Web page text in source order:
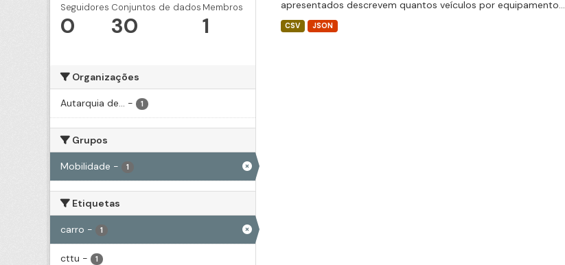
Seguidores
0
Conjuntos de dados
30
Membros
1
Organizações
Autarquia de... - 1
Grupos
Mobilidade - 1
Etiquetas
carro - 1
cttu - 1
apresentados descrevem quantos veículos por equipamento...
CSV JSON